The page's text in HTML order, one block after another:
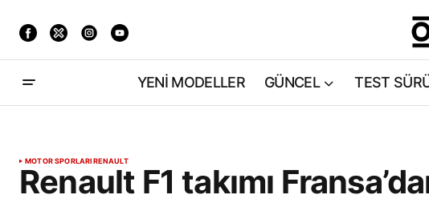
YENİ MODELLER GÜNCEL TEST
MOTOR SPORLARIRENAULT
Renault F1 takımı